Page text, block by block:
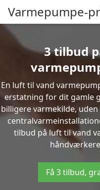
Varmepumpe-
3 tilbud
En luft til vand
erstatning for dit gamle
billigere varmekilde,
tilbud på luft til vand
Få 3 tilbud,